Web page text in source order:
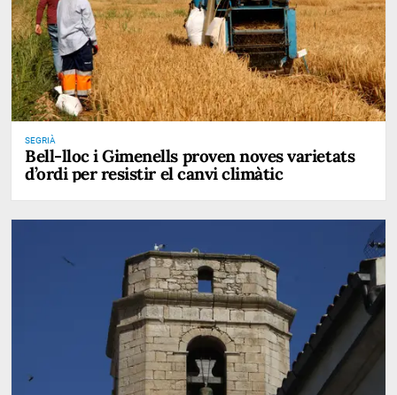
SEGRIÀ
Bell-lloc i Gimenells proven noves varietats
d’ordi per resistir el canvi climàtic